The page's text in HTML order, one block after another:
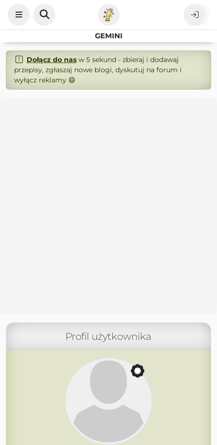
GEMINI
Dołącz do nasw 5 sekund - zbieraj i dodawaj
przepisy, zgłaszaj nowe blogi, dyskutuj na forum i
wyłącz reklamy 😄
Profil użytkownika